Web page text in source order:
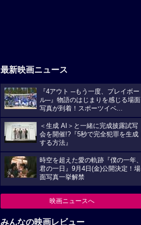
最新映画ニュース
『4アウト ─もう一度、プレイボー
ル─』物語のはじまりを感じる場面
写真が到着！スポーツイベ...
＜生成 AI＞と一緒に完成披露試写
会を開催!?『5秒で完全犯罪を生成
する方法』
時空を超えた愛の軌跡『僕の一年、
君の一日』9月4日(金)公開決定！場
面写真一挙解禁
映画ニュースへ
みんなの映画レビュー